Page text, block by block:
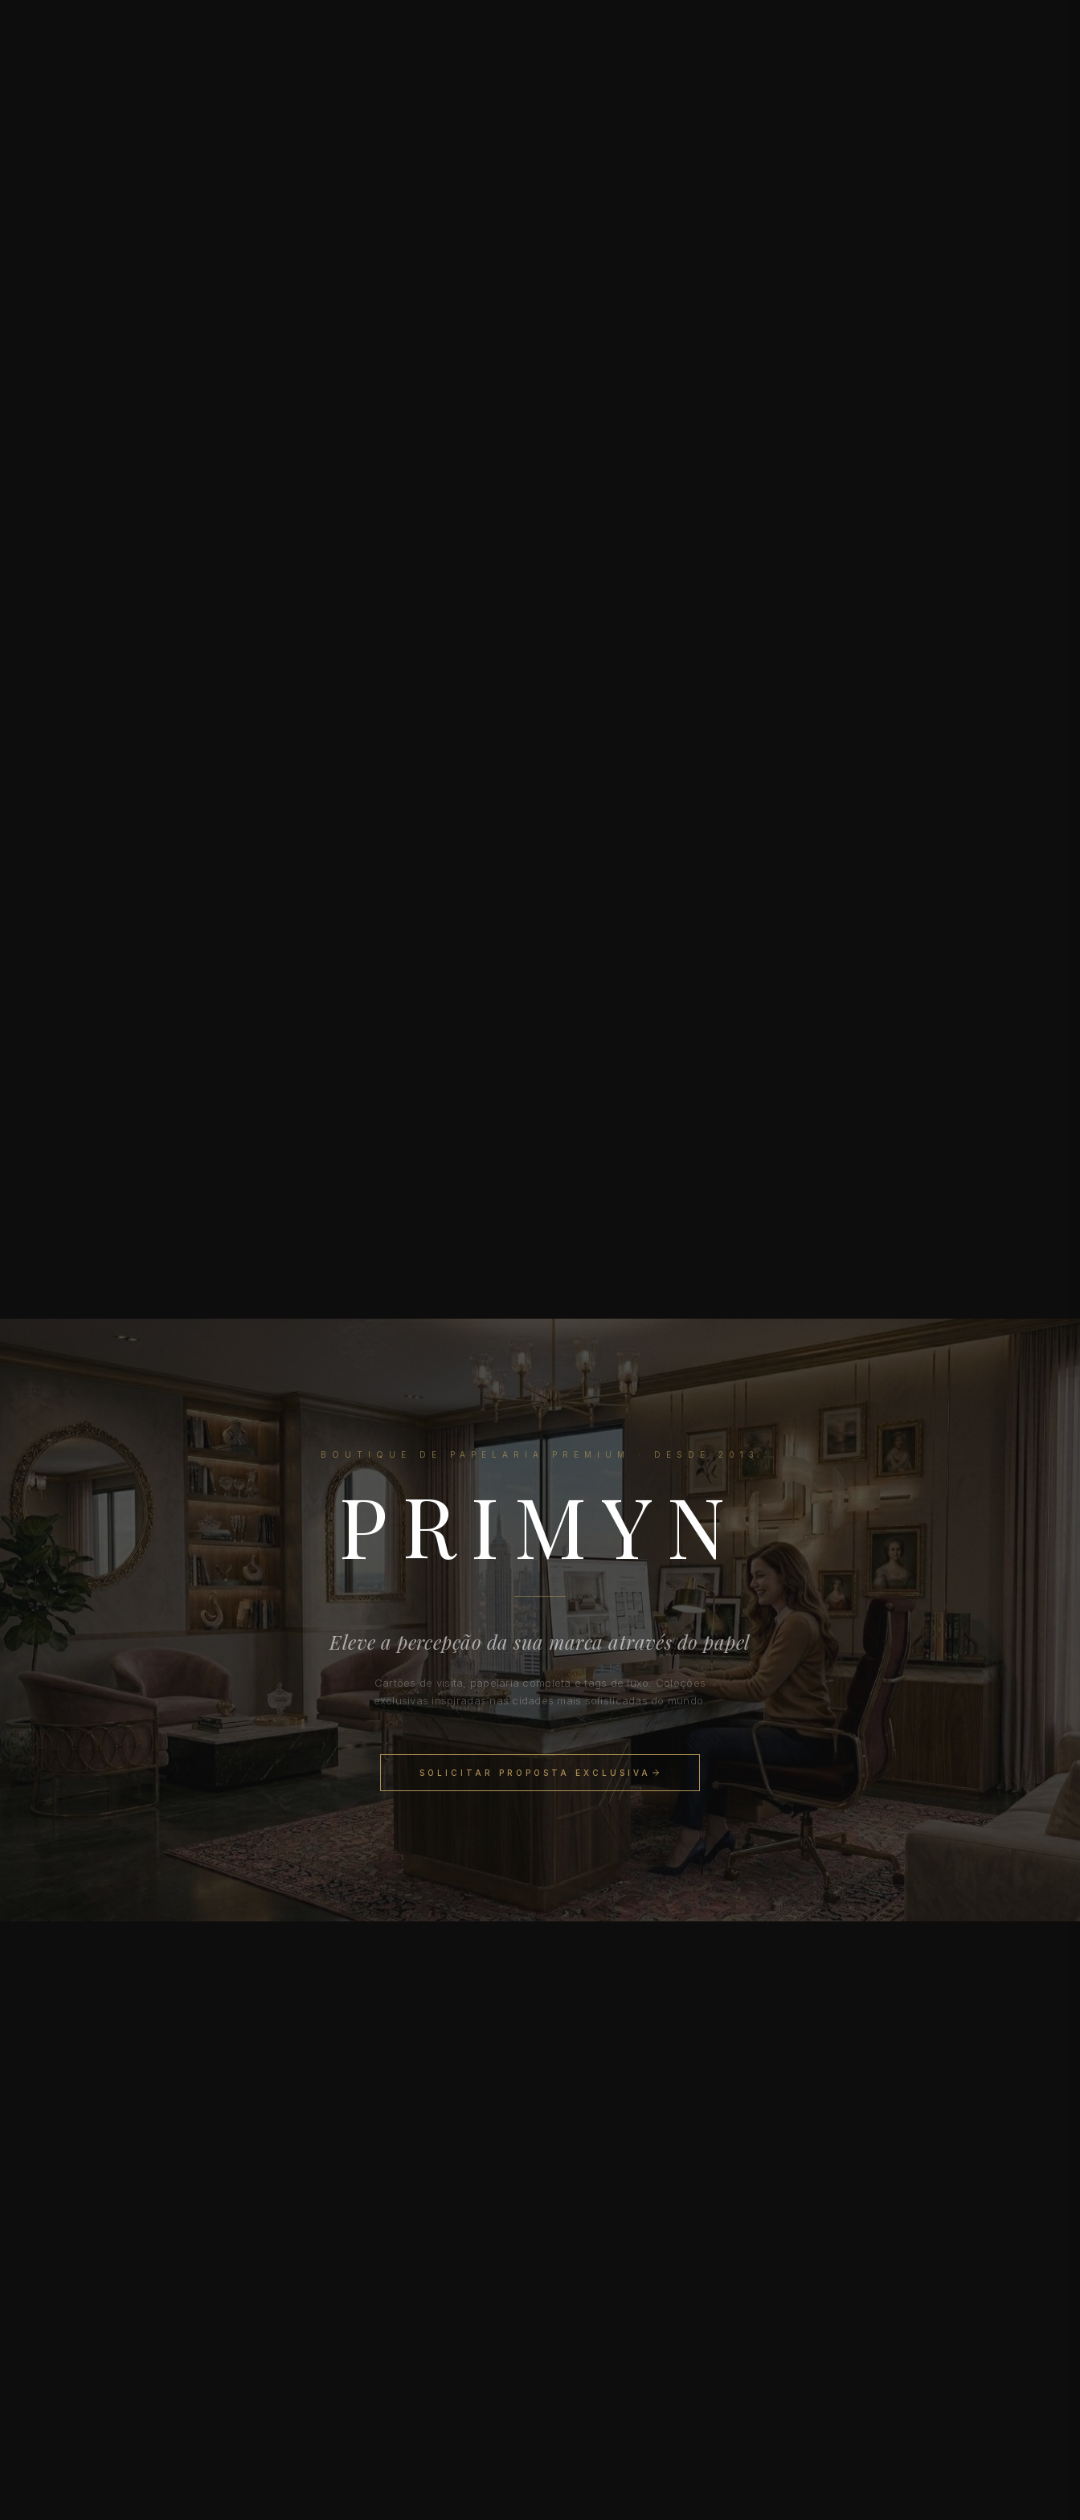
BOUTIQUE DE PAPELARIA PREMIUM · DESDE 2013
PRIMYN—
Eleve a percepção da sua marca através do papel
Cartões de visita, papelaria completa e tags de luxo. Coleções
exclusivas inspiradas nas cidades mais sofisticadas do mundo.
SOLICITAR PROPOSTA EXCLUSIVA